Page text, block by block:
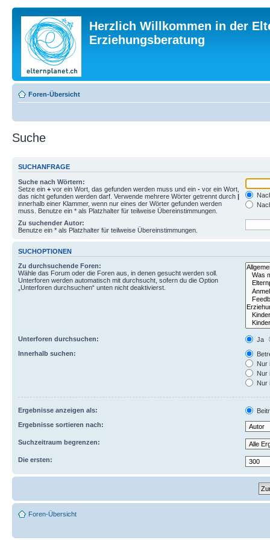
Herzlich Willkommen in der
Erziehungsberatung
Foren-Übersicht
Suche
SUCHANFRAGE
Suche nach Wörtern:
Setze ein + vor ein Wort, das gefunden werden muss und ein - vor ein Wort,
das nicht gefunden werden darf. Verwende mehrere Wörter getrennt durch |
innerhalb einer Klammer, wenn nur eines der Wörter gefunden werden
muss. Benutze ein * als Platzhalter für teilweise Übereinstimmungen.
Zu suchender Autor:
Benutze ein * als Platzhalter für teilweise Übereinstimmungen.
SUCHOPTIONEN
Zu durchsuchende Foren:
Wähle das Forum oder die Foren aus, in denen gesucht werden soll.
Unterforen werden automatisch mit durchsucht, sofern du die Option
„Unterforen durchsuchen“ unten nicht deaktivierst.
Unterforen durchsuchen:
Ja
Innerhalb suchen:
Nur
Nur
Nur
Ergebnisse anzeigen als:
Ergebnisse sortieren nach:
Suchzeitraum begrenzen:
Die ersten:
Foren-Übersicht